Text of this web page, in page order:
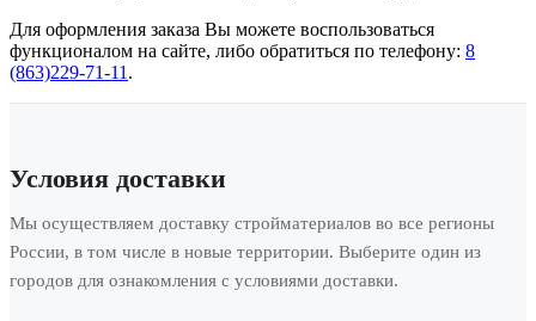
Для оформления заказа Вы можете воспользоваться
функционалом на сайте, либо обратиться по телефону: 8
(863)229-71-11 .
Условия доставки
Мы осуществляем доставку стройматериалов во все регионы
России, в том числе в новые территории. Выберите один из
городов для ознакомления с условиями доставки.